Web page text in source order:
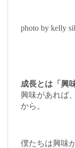
photo by kelly
成長とは「興
興味があれば
から。
僕たちは興味